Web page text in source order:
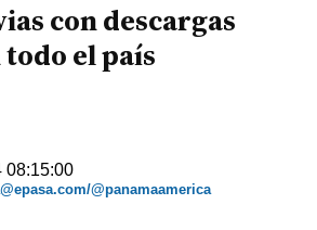
con descargas
el país
08:15:00
@panamaamerica